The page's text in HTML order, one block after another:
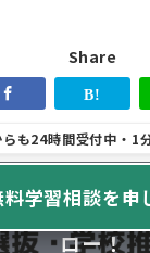
も24時間受付中・1
料学習相談を申
Share
の公式ア
ロー！